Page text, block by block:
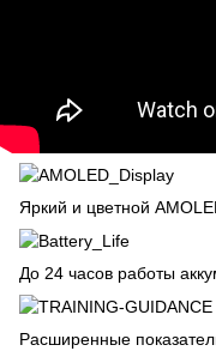
Яркий и цветной
До 24 часов работы
Расширенные